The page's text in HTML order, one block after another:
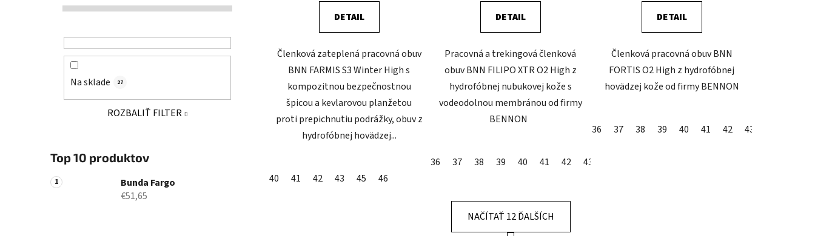
Na sklade 27
ROZBALIŤ FILTER
Top 10 produktov
Bunda Fargo
€51,65
DETAIL
Členková zateplená pracovná obuv
BNN FARMIS S3 Winter High s
kompozitnou bezpečnostnou
špicou a kevlarovou planžetou
proti prepichnutiu podrážky, obuv z
hydrofóbnej hovädzej...
40 41 42 43 45 46
DETAIL
Pracovná a trekingová členková
obuv BNN FILIPO XTR O2 High z
hydrofóbnej nubukovej kože s
vodeodolnou membránou od firmy
BENNON
36 37 38 39 40 41 42 43
DETAIL
Členková pracovná obuv BNN
FORTIS O2 High z hydrofóbnej
hovädzej kože od firmy BENNON
36 37 38 39 40 41 42 43
NAČÍTAŤ 12 ĎALŠÍCH